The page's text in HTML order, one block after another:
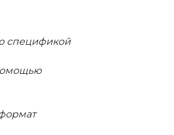
спецификой